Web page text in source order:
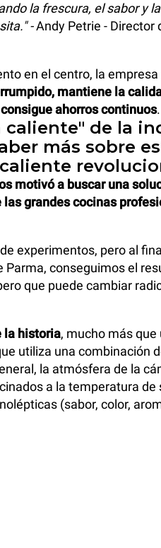
la frescura, el sabor y
-Andy Petrie - Director
en el centro, la
mantiene la
consigue ahorros continuos.
caliente" de la
más sobre
motivó a buscar una
grandes cocinas
experimentos, pero al
Parma, conseguimos el
que puede cambiar
la historia, mucho más
utiliza una combinación
la atmósfera de la
a la temperatura de
(sabor, color,